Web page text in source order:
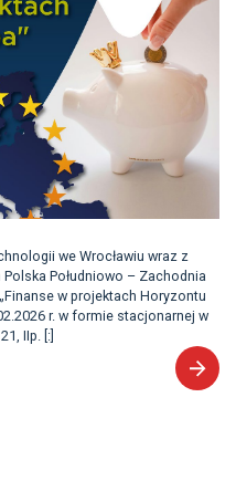
we Wrocławiu wraz z
Południowo – Zachodnia
w projektach Horyzontu
r. w formie stacjonarnej w
IIp. [:]